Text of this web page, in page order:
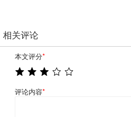
相关评论
本文评分*
评论内容*